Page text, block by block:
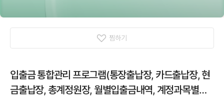
찜하기
입출금 통합관리 프로그램(통장출납장, 카드출납장, 현
금출납장, 총계정원장, 월별입출금내역, 계정과목별월